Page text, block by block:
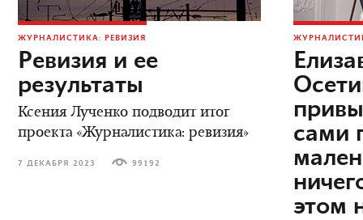
ЖУРНАЛИСТИКА: РЕВИЗИЯ
Ревизия и ее
результаты
Ксения Лученко подводит итог
проекта «Журналистика: ревизия»
7 ДЕКАБРЯ 2023 99192
сами
этом